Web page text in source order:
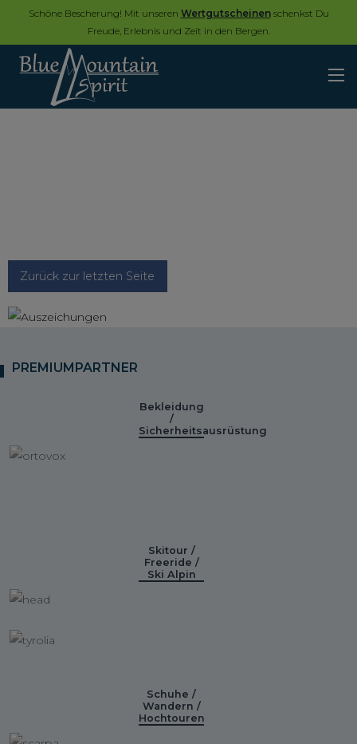
Schöne Bescherung! Mit unseren Wertgutscheinenschenkst Du
Freude, Erlebnis und Zeit in den Bergen.
Zurück zur letzten Seite
PREMIUMPARTNER
Bekleidung
/
Sicherheitsausrüstung
Skitour /
Freeride /
Ski Alpin
Schuhe /
Wandern /
Hochtouren